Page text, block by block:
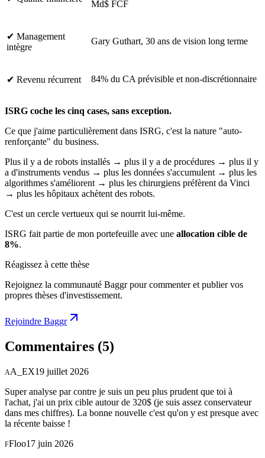
Md$ FCF
✔ Management
intègre
Gary Guthart, 30 ans de vision long terme
✔ Revenu récurrent 84% du CA prévisible et non-discrétionnaire
ISRG coche les cinq cases, sans exception.
Ce que j'aime particulièrement dans ISRG, c'est la nature "auto-
renforçante" du business.
Plus il y a de robots installés → plus il y a de procédures → plus il y
a d'instruments vendus → plus les données s'accumulent → plus les
algorithmes s'améliorent → plus les chirurgiens préfèrent da Vinci
→ plus les hôpitaux achètent des robots.
C'est un cercle vertueux qui se nourrit lui-même.
ISRG fait partie de mon portefeuille avec une allocation cible de
8%.
Réagissez à cette thèse
Rejoignez la communauté Baggr pour commenter et publier vos
propres thèses d'investissement.
Rejoindre Baggr
Commentaires (5)
AA_EX19 juillet 2026
Super analyse par contre je suis un peu plus prudent que toi à
l'achat, j'ai un prix cible autour de 320$ (je suis assez conservateur
dans mes chiffres). La bonne nouvelle c'est qu'on y est presque avec
la récente baisse !
FFloo17 juin 2026